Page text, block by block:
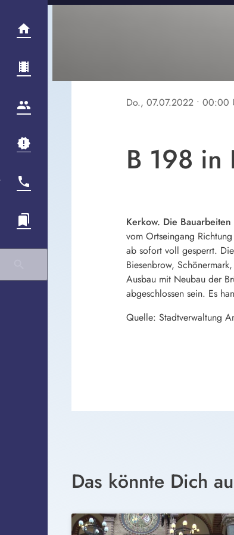
Do., 07.07.2022 • 00:00
B 198 in
Kerkow. Die
vom Ortseingang
ab sofort voll gesperrt.
Biesenbrow,
Ausbau mit Neubau der
abgeschlossen sein. Es
Quelle: Stadtverwaltung
Das könnte Dich